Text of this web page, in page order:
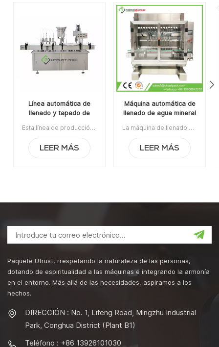
Línea automática de
llenado y tapado de
carbonatados 3 en 1
Esta línea de producción automática de llenado y tapado de rosca de refrescos carbonatados es aplicable para el llenado de líquidos y tapado de rosca para latas de hojalata y aleaciones de aluminio, y botellas de vidrio.Artículo No:UTAS001ALa orden mínima:1Pago: T/TPuerto de embarque:Cantón Región original: Guangzhou, ChinaTiempo de espera:30 días después de recibir el depósito
LEER MÁS
Máquina automática de
llenado de agua mineral
jugo de fruta con 12
La máquina de llenado de agua mineral embotelladora automática de jugo de fruta con 12 boquillas es aplicable para jugo de fruta, agua embotellada, refrescos, aceite comestible, aceite de oliva, aceite de motor, salsa de tomate, salsa de chile, etc.Artículo No:UTOAGZ3La orden mínima:1Pago:TTPuerto de embarque:CantónRegión original:Guangzhou, ChinaTiempo de espera:45 días hábiles después de recibir el depósito
LEER MÁS
Paquete Utrust, rrespetando la naturaleza de las personas,
dotando de espiritualidad a las máquinas e integrando la armonía
en el entorno. Más allá de las necesidades, aspiramos a los
hechos.
DIRECCIÓN : No. 1, Lifeng Road, Mingzhu Industrial
Park, Conghua District (Plant B1)
Teléfono : +86 13926101030